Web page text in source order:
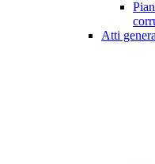
Atti